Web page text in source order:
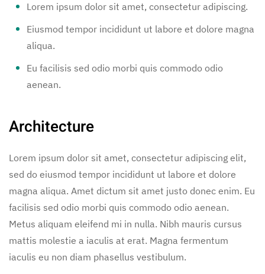
Lorem ipsum dolor sit amet, consectetur adipiscing.
Eiusmod tempor incididunt ut labore et dolore magna
aliqua.
Eu facilisis sed odio morbi quis commodo odio
aenean.
Architecture
Lorem ipsum dolor sit amet, consectetur adipiscing elit,
sed do eiusmod tempor incididunt ut labore et dolore
magna aliqua. Amet dictum sit amet justo donec enim. Eu
facilisis sed odio morbi quis commodo odio aenean.
Metus aliquam eleifend mi in nulla. Nibh mauris cursus
mattis molestie a iaculis at erat. Magna fermentum
iaculis eu non diam phasellus vestibulum.